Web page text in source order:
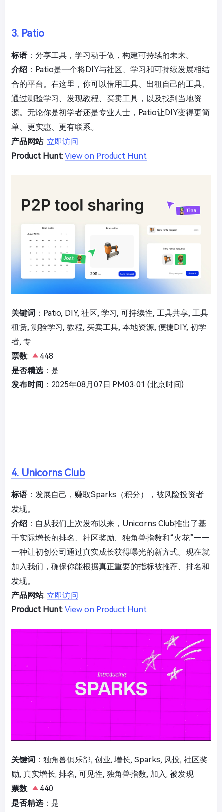
3. Patio
标语：分享工具，学习动手做，构建可持续的未来。
介绍 ：Patio是一个将DIY与社区、学习和可持续发展相结
合的平台。在这里，你可以借用工具、出租自己的工具、
通过测验学习、发现教程、买卖工具，以及找到当地资
源。无论你是初学者还是专业人士，Patio让DIY变得更简
单、更实惠、更有联系。
产品网站: 立即访问
Product Hunt: View on Product Hunt
关键词 ：Patio, DIY, 社区, 学习, 可持续性, 工具共享, 工具
租赁, 测验学习, 教程, 买卖工具, 本地资源, 便捷DIY, 初学
者, 专
票数:
448
是否精选：是
发布时间 ：2025年08月07日 PM03:01 (北京时间)
4. Unicorns Club
标语：发展自己，赚取Sparks（积分），被风险投资者
发现。
介绍 ：自从我们上次发布以来，Unicorns Club推出了基
于实际增长的排名、社区奖励、独角兽指数和“火花”——
一种让初创公司通过真实成长获得曝光的新方式。现在就
加入我们，确保你能根据真正重要的指标被推荐、排名和
发现。
产品网站: 立即访问
Product Hunt: View on Product Hunt
关键词 ：独角兽俱乐部, 创业, 增长, Sparks, 风投, 社区奖
励, 真实增长, 排名, 可见性, 独角兽指数, 加入, 被发现
票数:
440
是否精选：是